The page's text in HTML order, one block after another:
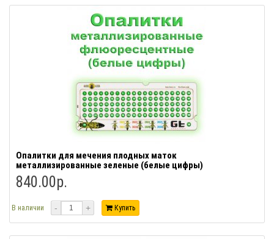
Опалитки для мечения плодных маток
металлизированные зеленые (белые цифры)
840.00р.
В наличии - + Купить